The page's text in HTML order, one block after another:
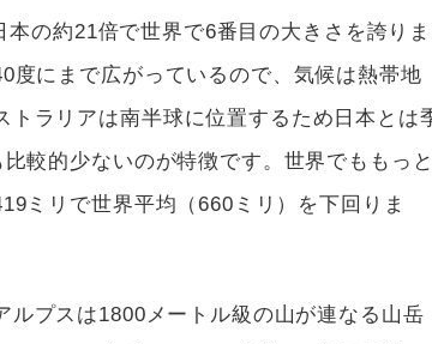
の約21倍で世界で6番目の大きさを誇りま
度にまで広がっているので、気候は熱帯地
ラリアは南半球に位置するため日本とは
較的少ないのが特徴です。世界でももっ
ミリで世界平均（660ミリ）を下回りま
プスは1800メートル級の山が連なる山岳